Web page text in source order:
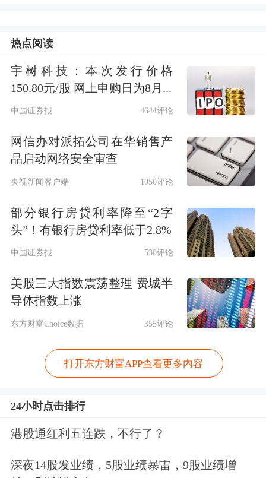
热点阅读
宇树科技：本次发行价格
150.80元/股 网上申购日为8月...
中国证券报 4644评论
网信办对派拓公司在华销售产
品启动网络安全审查
央视新闻客户端 1050评论
部分银行房贷利率降至“2字
头”！有银行房贷利率低于2.8%
中国证券报 530评论
美股三大指数震荡整理 费城半
导体指数上涨
东方财富Choice数据 355评论
打开东方财富APP查看更多内容
24小时点击排行
港股通红利五连跌，不行了？
深夜14股发业绩，5股业绩暴雷，9股业绩增